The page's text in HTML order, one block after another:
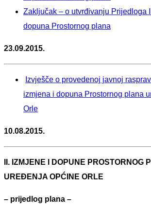
Zaključak – o utvrđivanju Prijedloga
dopuna Prostornog plana
23.09.2015.
Izvješče o provedenoj javnoj
izmjena i dopuna Prostornog plana
Orle
10.08.2015.
II. IZMJENE I DOPUNE PROSTORNOG
UREĐENJA OPĆINE ORLE
– prijedlog plana –